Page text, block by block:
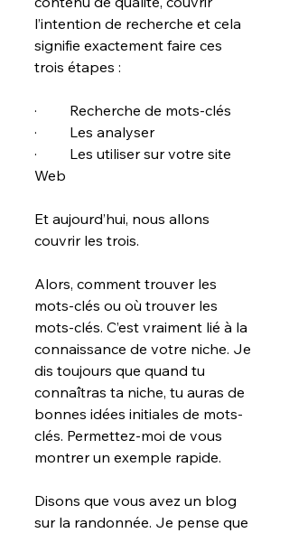
l’intention de recherche et cela
signifie exactement faire ces
trois étapes :
·         Recherche de mots-clés
·         Les analyser
·         Les utiliser sur votre site
Web
Et aujourd’hui, nous allons
couvrir les trois.
Alors, comment trouver les
mots-clés ou où trouver les
mots-clés. C’est vraiment lié à la
connaissance de votre niche. Je
dis toujours que quand tu
connaîtras ta niche, tu auras de
bonnes idées initiales de mots-
clés. Permettez-moi de vous
montrer un exemple rapide.
Disons que vous avez un blog
sur la randonnée. Je pense que